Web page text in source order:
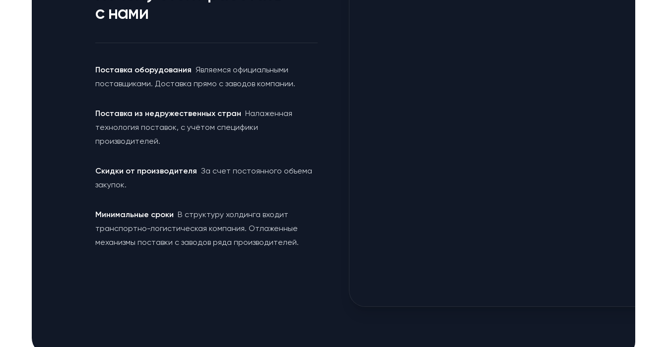
с нами
Поставка оборудования Являемся официальными
поставщиками. Доставка прямо с заводов компании.
Поставка из недружественных стран Налаженная
технология поставок, с учётом специфики
производителей.
Cкидки от производителя За счет постоянного объема
закупок.
Минимальные сроки В структуру холдинга входит
транспортно-логистическая компания. Отлаженные
механизмы поставки с заводов ряда производителей.